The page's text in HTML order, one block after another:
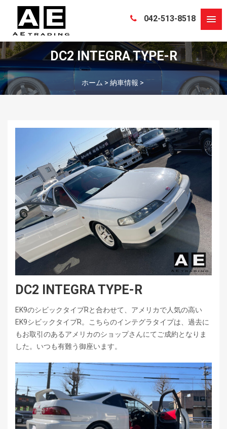
042-513-8518
DC2 INTEGRA TYPE-R
ホーム > 納車情報 >
DC2 INTEGRA TYPE-R
EK9のシビックタイプRと合わせて、アメリカで人気の高い
EK9シビックタイプR。こちらのインテグラタイプは、過去に
もお取引のあるアメリカのショップさんにてご成約となりま
した。いつも有難う御座います。